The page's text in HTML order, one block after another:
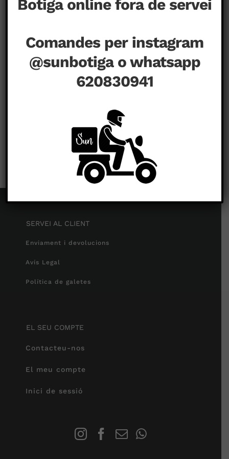
SERVEI AL CLIENT
Enviament i devolucions
Avís Legal
Política de galetes
EL SEU COMPTE
Contacteu-nos
El meu compte
Inici de sessió
Botiga online fora de servei
Comandes per instagram
@sunbotiga o whatsapp
620830941